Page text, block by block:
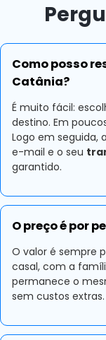
Como posso
Catânia?
É muito fácil:
destino. Em
Logo em seguida, a
e-mail e o seu
garantido.
O preço é por
O valor é sempre
casal, com a
permanece o
sem custos extras.